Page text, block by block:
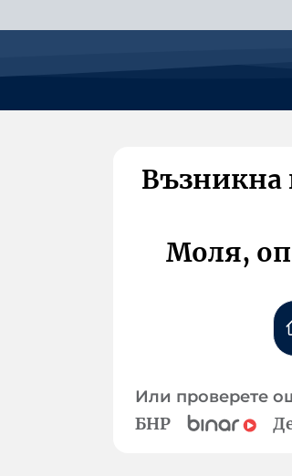
Възникна
Моля,
Или проверете
БНР